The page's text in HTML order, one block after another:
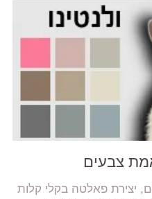
יצירת פאלטה בקלי קלות